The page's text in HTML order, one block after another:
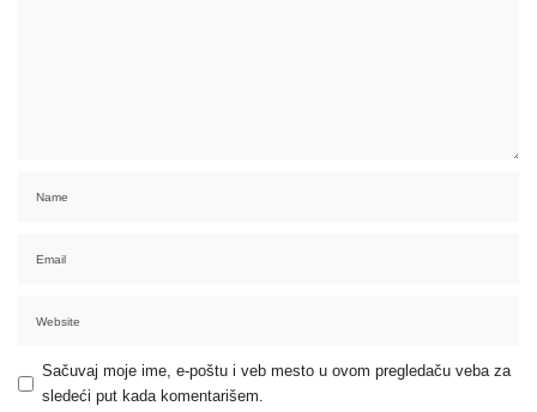
Sačuvaj moje ime, e-poštu i veb mesto u ovom pregledaču veba za
sledeći put kada komentarišem.